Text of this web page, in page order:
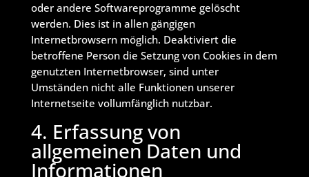
oder andere Softwareprogramme gelöscht
werden. Dies ist in allen gängigen
Internetbrowsern möglich. Deaktiviert die
betroffene Person die Setzung von Cookies in dem
genutzten Internetbrowser, sind unter
Umständen nicht alle Funktionen unserer
Internetseite vollumfänglich nutzbar.
4. Erfassung von
allgemeinen Daten und
Informationen